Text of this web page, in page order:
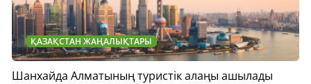
ҚАЗАҚСТАН ЖАҢАЛЫҚТАРЫ
Шанхайда Алматының туристік алаңы ашылады